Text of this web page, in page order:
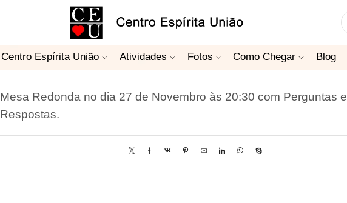
Centro Espírita União Atividades Fotos Como Chegar Blog
Mesa Redonda no dia 27 de Novembro às 20:30 com Perguntas e
Respostas.